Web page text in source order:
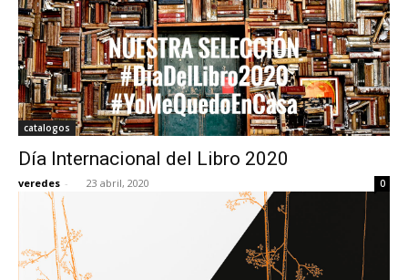
catalogos
Día Internacional del Libro 2020
veredes - 23 abril, 2020 0